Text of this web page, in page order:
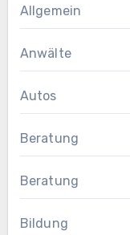
Allgemein
Anwälte
Autos
Beratung
Beratung
Bildung